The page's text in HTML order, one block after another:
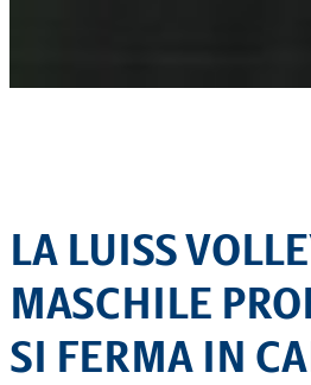
LA LUISS
MASCHILE
SI FERMA IN